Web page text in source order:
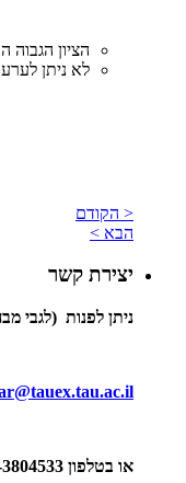
הציון הגבוה
לא ניתן
< הקודם
הבא >
יצירת קשר
ניתן לפנות (לגבי
או בטלפון 073-3804533